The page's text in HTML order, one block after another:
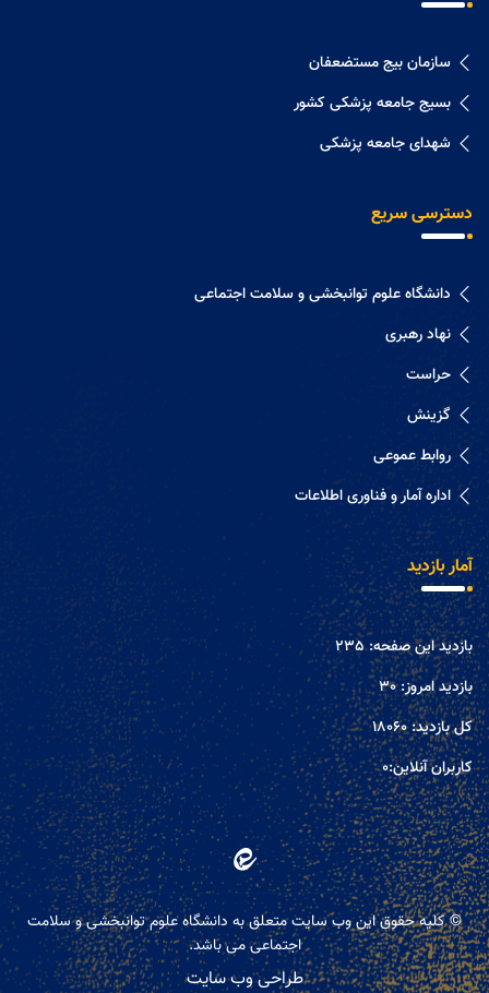
سازمان بیج مستضعفان
بسیج جامعه پزشکی کشور
شهدای جامعه پزشکی
دسترسی سریع
دانشگاه علوم توانبخشی و سلامت اجتماعی
نهاد رهبری
حراست
گزینش
روابط عموعی
اداره آمار و فناوری اطلاعات
آمار بازدید
بازدید این صفحه:235
بازدید امروز:30
کل بازدید:18060
کاربران آنلاین:0
© کلیه حقوق این وب سایت متعلق به دانشگاه علوم توانبخشی و سلامت
اجتماعی می باشد.
طراحی وب سایت